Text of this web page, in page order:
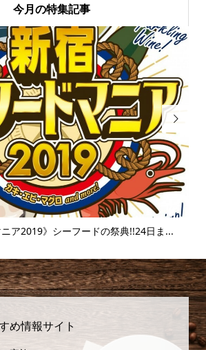
今月の特集記事
ニア2019》シーフードの祭典!!24日ま...

め情報サイト